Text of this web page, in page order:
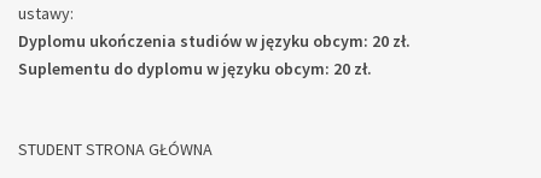
ustawy:
Dyplomu ukończenia studiów w języku obcym: 20 zł.
Suplementu do dyplomu w języku obcym: 20 zł.
STUDENT STRONA GŁÓWNA